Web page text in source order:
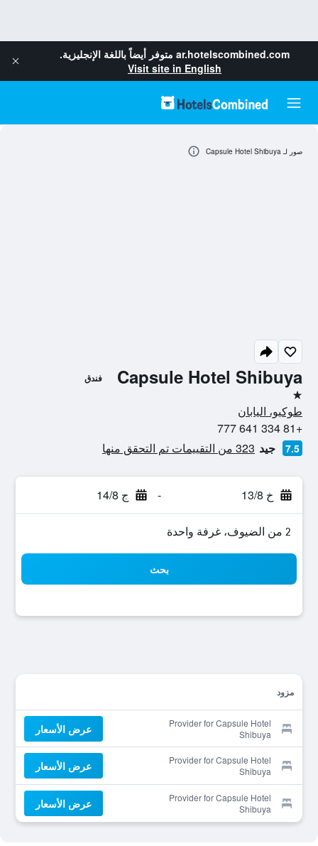
ar.hotelscombined.com متوفر أيضاً باللغة الإنجليزية.
Visit site in English
Capsule Hotel Shibuya فندق
نجمة واحدة
طوكيو، اليابان
+81 334 641 777
7.5 جيد 323 من التقييمات تم التحقق منها
خ 13/8 - ج 14/8
2 من الضيوف، غرفة واحدة
بحث
مزود
Provider for Capsule Hotel
Shibuya
عرض الأسعار
Provider for Capsule Hotel
Shibuya
عرض الأسعار
Provider for Capsule Hotel
Shibuya
عرض الأسعار
صور لـ Capsule Hotel Shibuya